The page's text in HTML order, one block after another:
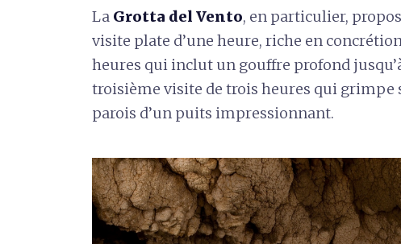
La Grotta del Vento, en particulier,
visite plate d’une heure, riche en
heures qui inclut un gouffre profond
troisième visite de trois heures qui grimpe
parois d’un puits impressionnant.